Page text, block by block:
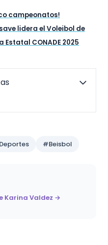
campeonatos!
lidera el Voleibol de
Estatal CONADE 2025
#Beisbol
Karina Valdez →